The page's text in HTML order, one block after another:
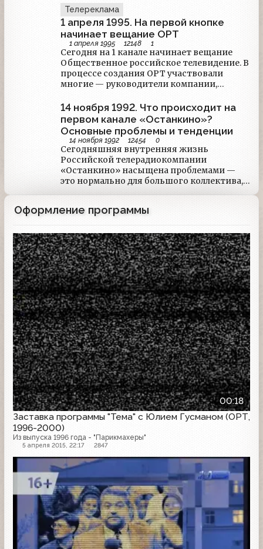
передачей.— Увы, но руководители канала
ОРТ и телекомпании «ВИД»,
производящей программу, пришли к
единому мнению: «Тема», которая была
прародительницей всех ток-шоу в стране,
устарела.
Телереклама
1 апреля 1995. На первой кнопке
начинает вещание ОРТ
1 апреля 1995 12148 1
Сегодня на 1 канале начинает вещание
Общественное российское телевидение. В
процессе создания ОРТ участвовали
многие — руководители компании,
коммерческие и рекламные структуры,
компания «Останкино» и государство.
После долгого периода многочисленных
обсуждений, парламентских дебатов и
различных слухов, зрители, наконец,
собственными глазами увидят, как
выглядит новое телевидение.
14 ноября 1992. Что происходит на
первом канале «Останкино»?
Основные проблемы и тенденции
14 ноября 1992 12454 0
Сегодняшняя внутренняя жизнь
Российской телерадиокомпании
«Останкино» насыщена проблемами —
это нормально для большого коллектива,
сотрудников телерадиокомпании,
законам. В сегодняшнем обзоре
«Коммерсанть» рассказывает об
основных тенденциях.
Оформление программы
00:18
Заставка программы "Тема" с Юлием Гусманом (ОРТ,
1996-2000)
Из выпуска 1996 года - "Парикмахеры"
5 апреля 2015, 22:17 2847
Заставка